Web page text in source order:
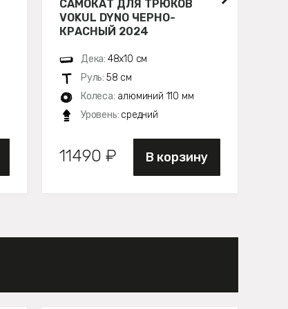
САМОКАТ ДЛЯ ТРЮКОВ
VOKUL DYNO ЧЕРНО-
КРАСНЫЙ 2024
Дека: 48х10 см
Руль: 58 см
Колеса: алюминий 110 мм
Уровень: средний
11490 ₽ В корзину